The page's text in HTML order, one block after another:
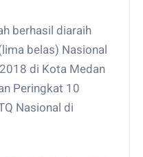
berhasil diaraih
belas) Nasional
di Kota Medan
Peringkat 10
Nasional di